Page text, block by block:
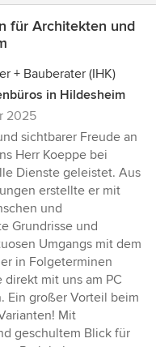
für Architekten und
+ Bauberater (IHK)
in Hildesheim
2025
sichtbarer Freude an
Herr Koeppe bei
Dienste geleistet. Aus
erstellte er mit
und
Grundrisse und
Umgangs mit dem
in Folgeterminen
mit uns am PC
Ein großer Vorteil beim
Mit
geschultem Blick für